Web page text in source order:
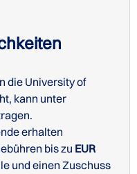
die University of
kann unter
erhalten
bis zu EUR
und einen Zuschuss